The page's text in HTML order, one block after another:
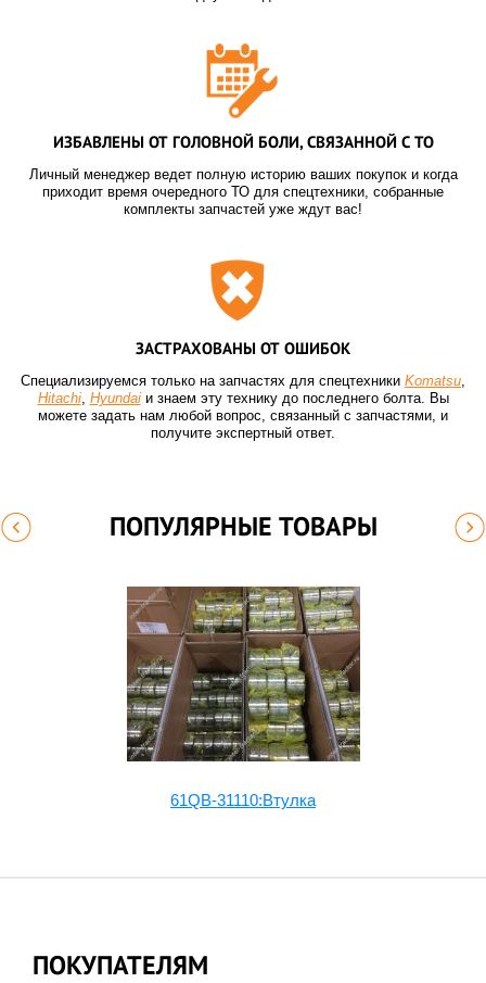
ИЗБАВЛЕНЫ ОТ ГОЛОВНОЙ БОЛИ, СВЯЗАННОЙ С ТО
Личный менеджер ведет полную историю ваших покупок и когда
приходит время очередного ТО для спецтехники, собранные
комплекты запчастей уже ждут вас!
ЗАСТРАХОВАНЫ ОТ ОШИБОК
Специализируемся только на запчастях для спецтехники Komatsu,
Hitachi, Hyundaiи знаем эту технику до последнего болта. Вы
можете задать нам любой вопрос, связанный с запчастями, и
получите экспертный ответ.
ПОПУЛЯРНЫЕ ТОВАРЫ
61QB-31110:Втулка
ПОКУПАТЕЛЯМ